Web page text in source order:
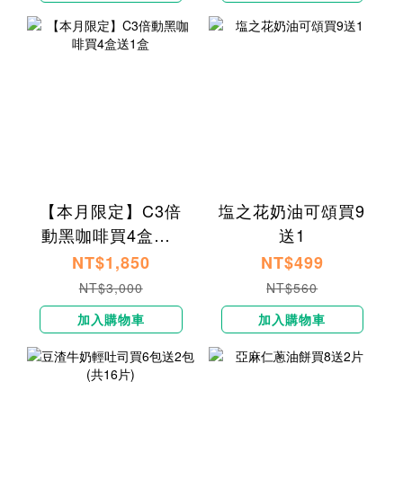
【本月限定】C3倍
動黑咖啡買4盒送1
盒
NT$1,850
NT$3,000
加入購物車
塩之花奶油可頌買9
送1
NT$499
NT$560
加入購物車